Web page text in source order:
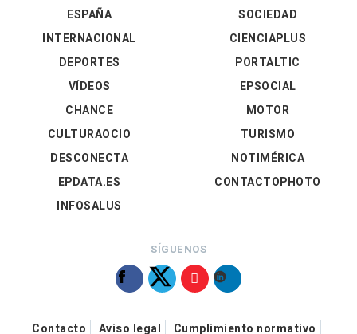
ESPAÑA
INTERNACIONAL
DEPORTES
VÍDEOS
SOCIEDAD
CIENCIAPLUS
PORTALTIC
EPSOCIAL
CHANCE
CULTURAOCIO
DESCONECTA
EPDATA.ES
INFOSALUS
MOTOR
TURISMO
NOTIMÉRICA
CONTACTOPHOTO
SÍGUENOS
Contacto Aviso legal Cumplimiento normativo